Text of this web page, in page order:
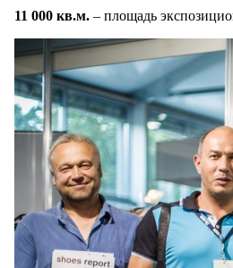
11 000 кв.м. – площадь